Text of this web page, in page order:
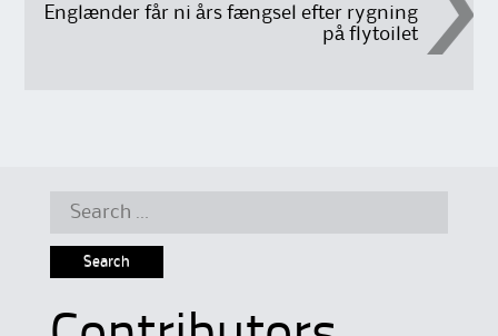
Englænder får ni års fængsel efter rygning
på flytoilet
Search